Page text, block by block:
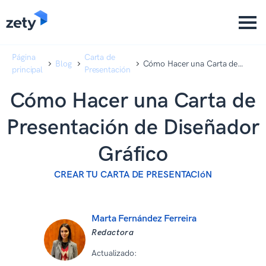
Página
principal
Blog
Carta de
Presentación
Cómo Hacer una Carta de
Cómo Hacer una Carta de
Presentación de Diseñador
Gráfico
CREAR TU CARTA DE PRESENTACIóN
Marta Fernández Ferreira
Redactora
Actualizado: